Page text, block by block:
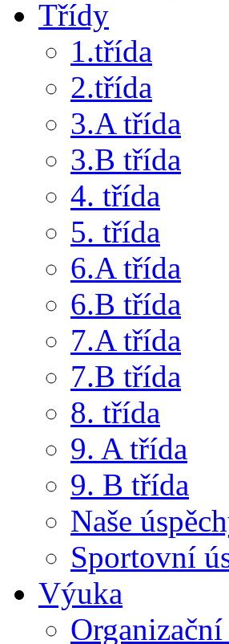
Třídy
1.třída
2.třída
3.A třída
3.B třída
4. třída
5. třída
6.A třída
6.B třída
7.A třída
7.B třída
8. třída
9. A třída
9. B třída
Naše
Sportovní
Výuka